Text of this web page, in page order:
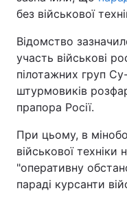
без військової
Відомство
участь військові
пілотажних груп
штурмовиків
прапора Росії.
При цьому, в
військової
"оперативну
параді курсанти